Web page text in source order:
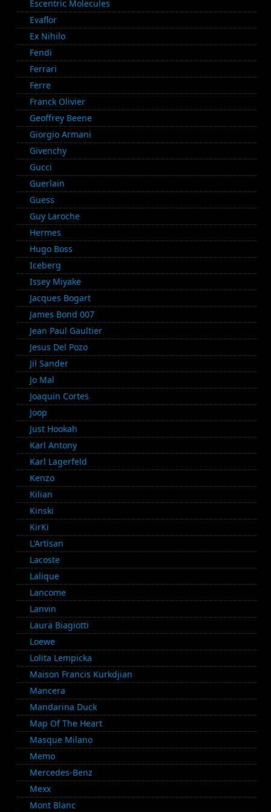
Escentric Molecules
Evaflor
Ex Nihilo
Fendi
Ferrari
Ferre
Franck Olivier
Geoffrey Beene
Giorgio Armani
Givenchy
Gucci
Guerlain
Guess
Guy Laroche
Hermes
Hugo Boss
Iceberg
Issey Miyake
Jacques Bogart
James Bond 007
Jean Paul Gaultier
Jesus Del Pozo
Jil Sander
Jo Mal
Joaquin Cortes
Joop
Just Hookah
Karl Antony
Karl Lagerfeld
Kenzo
Kilian
Kinski
KirKi
L'Artisan
Lacoste
Lalique
Lancome
Lanvin
Laura Biagiotti
Loewe
Lolita Lempicka
Maison Francis Kurkdjian
Mancera
Mandarina Duck
Map Of The Heart
Masque Milano
Memo
Mercedes-Benz
Mexx
Mont Blanc